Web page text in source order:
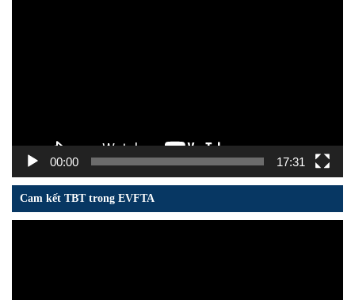
00:00 17:31
Cam kết TBT trong EVFTA